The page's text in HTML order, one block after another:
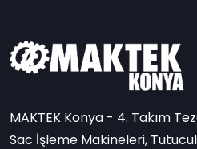
MAKTEK Konya - 4. Takım
Sac İşleme Makineleri,